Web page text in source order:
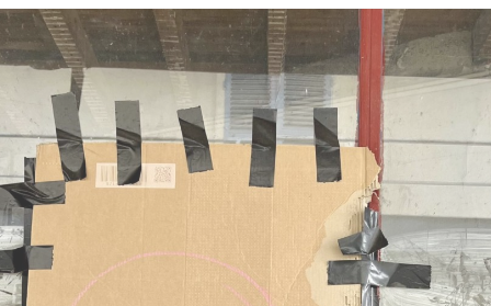
RECHERCHE